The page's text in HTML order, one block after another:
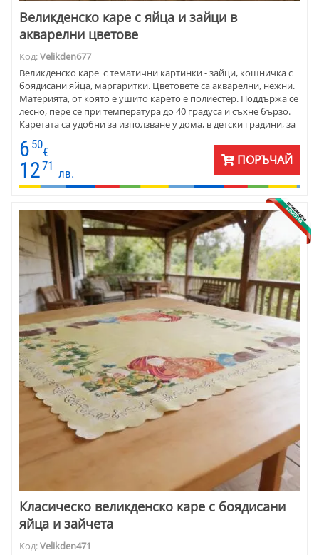
Великденско каре с яйца и зайци в
акварелни цветове
Код:Velikden677
Великденско каре с тематични картинки - зайци, кошничка с
боядисани яйца, маргаритки. Цветовете са акварелни, нежни.
Материята, от която е ушито карето е полиестер. Поддържа се
лесно, пере се при температура до 40 градуса и съхне бързо.
Каретата са удобни за използване у дома, в детски градини, за
заведения.
6 50
€
1271
лв.
ПОРЪЧАЙ
Класическо великденско каре с боядисани
яйца и зайчета
Код:Velikden471